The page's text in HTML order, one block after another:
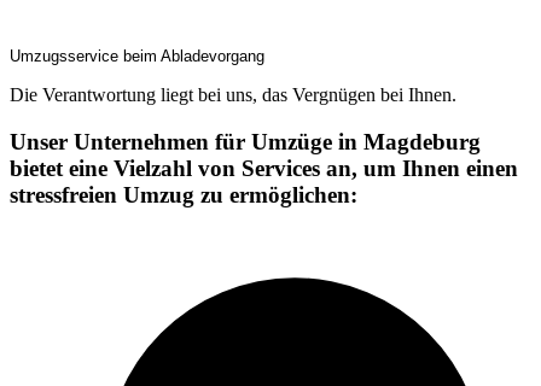
Umzugsservice beim Abladevorgang
Die Verantwortung liegt bei uns, das Vergnügen bei Ihnen.
Unser Unternehmen für Umzüge in Magdeburg
bietet eine Vielzahl von Services an, um Ihnen einen
stressfreien Umzug zu ermöglichen: